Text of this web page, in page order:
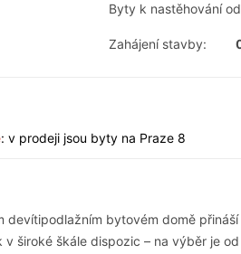
Byty k nastěhování
Zahájení stavby:
: v prodeji jsou byty na Praze 8
devítipodlažním bytovém domě
široké škále dispozic – na výběr je